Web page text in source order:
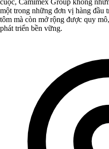
cuộc, Camimex Group không
một trong những đơn vị hàng đầu
tôm mà còn mở rộng được quy
phát triển bền vững.